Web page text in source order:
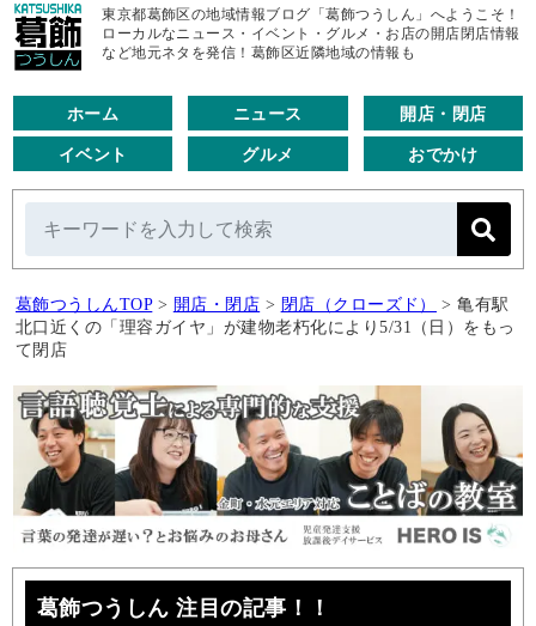
東京都葛飾区の地域情報ブログ「葛飾つうしん」へようこそ！
ローカルなニュース・イベント・グルメ・お店の開店閉店情報
など地元ネタを発信！葛飾区近隣地域の情報も
ホーム ニュース 開店・閉店
イベント グルメ おでかけ
葛飾つうしんTOP > 開店・閉店 > 閉店（クローズド） > 亀有駅
北口近くの「理容ガイヤ」が建物老朽化により5/31（日）をもっ
て閉店
葛飾つうしん 注目の記事！！